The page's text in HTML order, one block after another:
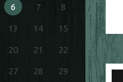
6 7 8
13 14 15
20 21 22
27 28 29